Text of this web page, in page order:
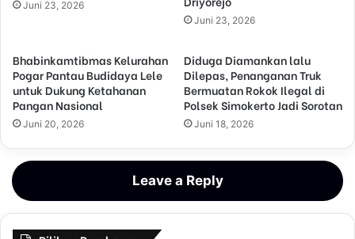
Juni 23, 2026
Juni 23, 2026
Bhabinkamtibmas Kelurahan
Pogar Pantau Budidaya Lele
untuk Dukung Ketahanan
Pangan Nasional
Juni 20, 2026
Diduga Diamankan lalu
Dilepas, Penanganan Truk
Bermuatan Rokok Ilegal di
Polsek Simokerto Jadi Sorotan
Juni 18, 2026
Leave a Reply